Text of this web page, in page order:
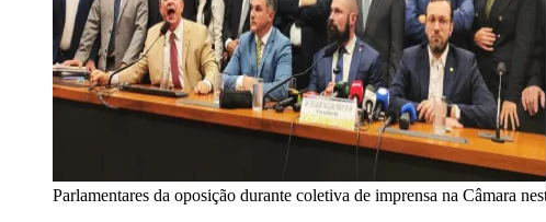
Parlamentares da oposição durante coletiva de imprensa na Câmara